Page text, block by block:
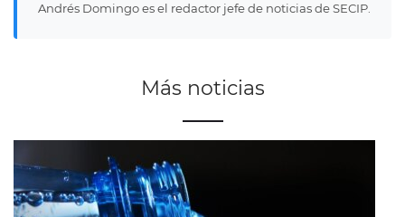
Andrés Domingo es el redactor jefe de noticias de SECIP.
Más noticias